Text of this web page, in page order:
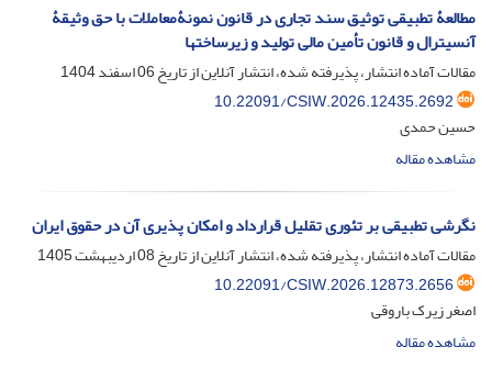
مطالعۀ تطبیقی توثیق سند تجاری در قانون نمونۀمعاملات با حق وثیقۀ
آنسیترال و قانون تأمین مالی تولید و زیرساختها
مقالات آماده انتشار، پذیرفته شده، انتشار آنلاین از تاریخ06 اسفند 1404
10.22091/CSIW.2026.12435.2692
حسین حمدی
مشاهده مقاله
نگرشی تطبیقی بر تئوری تقلیل قرارداد و امکان پذیری آن در حقوق ایران
مقالات آماده انتشار، پذیرفته شده، انتشار آنلاین از تاریخ08 اردیبهشت 1405
10.22091/CSIW.2026.12873.2656
اصغر زیرک باروقی
مشاهده مقاله